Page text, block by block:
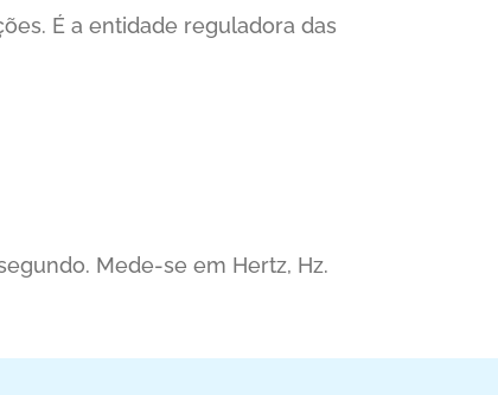
É a entidade reguladora das
Mede-se em Hertz, Hz.